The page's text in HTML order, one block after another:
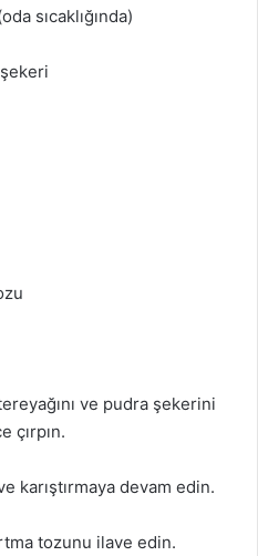
sıcaklığında)
ve pudra şekerini
çırpın.
karıştırmaya devam edin.
tozunu ilave edin.